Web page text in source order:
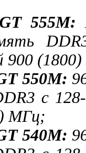
555M:
900
550M:
с
МГц;
540M: